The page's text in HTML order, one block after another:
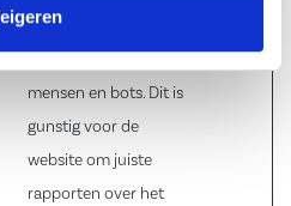
onderscheid te
maken tussen
mensen en bots. Dit is
gunstig voor de
website om juiste
rapporten over het